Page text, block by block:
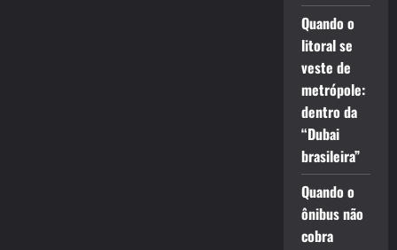
Quando o
litoral se
veste de
metrópole:
dentro da
“Dubai
brasileira”
Quando o
ônibus não
cobra